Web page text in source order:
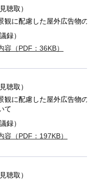
聴取）
観に配慮した屋外広告物の
録）
容（PDF：36KB）
聴取）
観に配慮した屋外広告物
て
録）
容（PDF：197KB）
聴取）